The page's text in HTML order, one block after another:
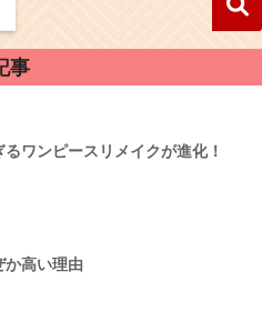
事
ワンピースリメイクが進化！
か高い理由